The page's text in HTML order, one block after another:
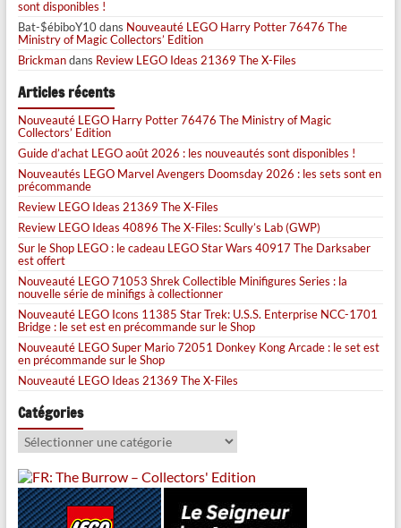
sont disponibles !
Bat-$ébiboY10dans Nouveauté LEGO Harry Potter 76476 The
Ministry of Magic Collectors’ Edition
Brickmandans Review LEGO Ideas 21369 The X-Files
Articles récents
Nouveauté LEGO Harry Potter 76476 The Ministry of Magic
Collectors’ Edition
Guide d’achat LEGO août 2026 : les nouveautés sont disponibles !
Nouveautés LEGO Marvel Avengers Doomsday 2026 : les sets sont en
précommande
Review LEGO Ideas 21369 The X-Files
Review LEGO Ideas 40896 The X-Files: Scully’s Lab (GWP)
Sur le Shop LEGO : le cadeau LEGO Star Wars 40917 The Darksaber
est offert
Nouveauté LEGO 71053 Shrek Collectible Minifigures Series : la
nouvelle série de minifigs à collectionner
Nouveauté LEGO Icons 11385 Star Trek: U.S.S. Enterprise NCC-1701
Bridge : le set est en précommande sur le Shop
Nouveauté LEGO Super Mario 72051 Donkey Kong Arcade : le set est
en précommande sur le Shop
Nouveauté LEGO Ideas 21369 The X-Files
Catégories
Catégories